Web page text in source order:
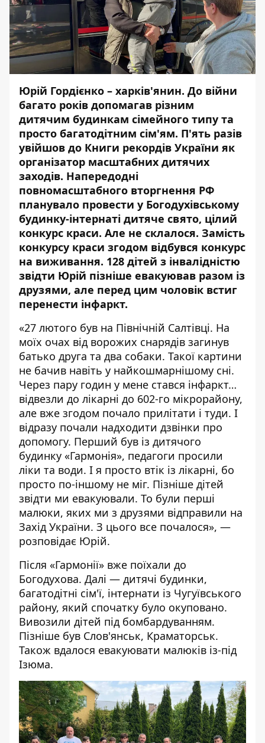
Юрій Гордієнко – харків'янин. До війни
багато років допомагав різним
дитячим будинкам сімейного типу та
просто багатодітним сім'ям. П'ять разів
увійшов до Книги рекордів України як
організатор масштабних дитячих
заходів. Напередодні
повномасштабного вторгнення РФ
планувало провести у Богодухівському
будинку-інтернаті дитяче свято, цілий
конкурс краси. Але не склалося. Замість
конкурсу краси згодом відбувся конкурс
на виживання. 128 дітей з інвалідністю
звідти Юрій пізніше евакуював разом із
друзями, але перед цим чоловік встиг
перенести інфаркт.
«27 лютого був на Північній Салтівці. На
моїх очах від ворожих снарядів загинув
батько друга та два собаки. Такої картини
не бачив навіть у найкошмарнішому сні.
Через пару годин у мене стався інфаркт…
відвезли до лікарні до 602-го мікрорайону,
але вже згодом почало прилітати і туди. І
відразу почали надходити дзвінки про
допомогу. Перший був із дитячого
будинку «Гармонія», педагоги просили
ліки та води. І я просто втік із лікарні, бо
просто по-іншому не міг. Пізніше дітей
звідти ми евакуювали. То були перші
малюки, яких ми з друзями відправили на
Захід України. З цього все почалося», —
розповідає Юрій.
Після «Гармонії» вже поїхали до
Богодухова. Далі — дитячі будинки,
багатодітні сім'ї, інтернати із Чугуївського
району, який спочатку було окуповано.
Вивозили дітей під бомбардуванням.
Пізніше був Слов'янськ, Краматорськ.
Також вдалося евакуювати малюків із-під
Ізюма.